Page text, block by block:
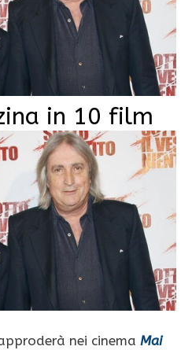
in 10 film
nei cinema Mai